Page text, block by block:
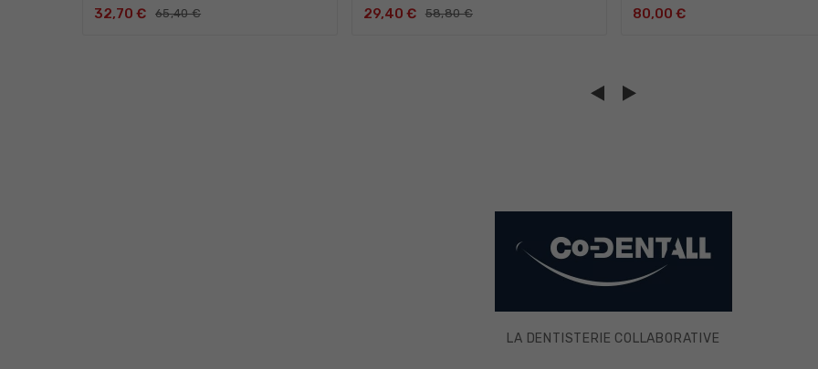

32,70 € 65,40 € 
29,40 € 58,80 € 
80,00 €
LA DENTISTERIE COLLABORATIVE